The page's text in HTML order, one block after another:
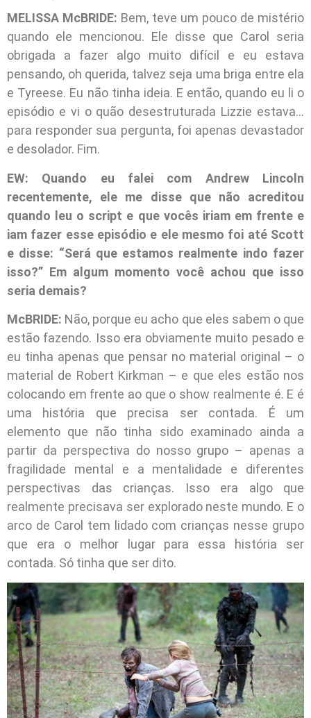
MELISSA McBRIDE: Bem, teve um pouco de mistério
quando ele mencionou. Ele disse que Carol seria
obrigada a fazer algo muito difícil e eu estava
pensando, oh querida, talvez seja uma briga entre ela
e Tyreese. Eu não tinha ideia. E então, quando eu li o
episódio e vi o quão desestruturada Lizzie estava…
para responder sua pergunta, foi apenas devastador
e desolador. Fim.
EW: Quando eu falei com Andrew Lincoln
recentemente, ele me disse que não acreditou
quando leu o script e que vocês iriam em frente e
iam fazer esse episódio e ele mesmo foi até Scott
e disse: “Será que estamos realmente indo fazer
isso?” Em algum momento você achou que isso
seria demais?
McBRIDE: Não, porque eu acho que eles sabem o que
estão fazendo. Isso era obviamente muito pesado e
eu tinha apenas que pensar no material original – o
material de Robert Kirkman – e que eles estão nos
colocando em frente ao que o show realmente é. E é
uma história que precisa ser contada. É um
elemento que não tinha sido examinado ainda a
partir da perspectiva do nosso grupo – apenas a
fragilidade mental e a mentalidade e diferentes
perspectivas das crianças. Isso era algo que
realmente precisava ser explorado neste mundo. E o
arco de Carol tem lidado com crianças nesse grupo
que era o melhor lugar para essa história ser
contada. Só tinha que ser dito.